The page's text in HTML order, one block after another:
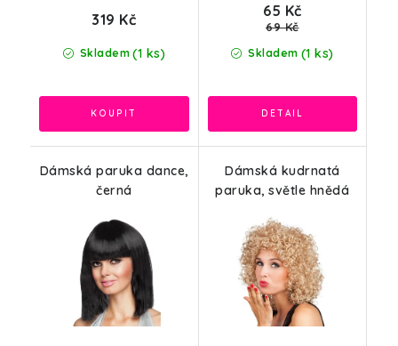
Skladem (1 ks)
319 Kč
Skladem (1 ks)
65 Kč
69 Kč
Dámská paruka dance,
černá
Dámská kudrnatá
paruka, světle hnědá